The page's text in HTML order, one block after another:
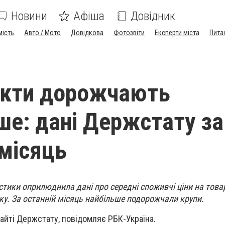
Новини Афіша Довідник
Авто / Мото Довідкова Фотозвіти Експерти міста
дорожчають
дані Держстату за
оприлюднила дані про середні споживчі ціни на
За останній місяць найбільше подорожчали крупи.
Держстату, повідомляє РБК-Україна.